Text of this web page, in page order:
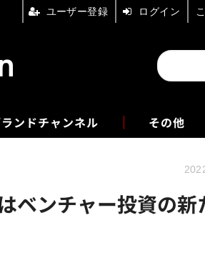
ンドチャンネル
フォーエム その他
ベンチャー投資の新
ユーザー登録 ログイン